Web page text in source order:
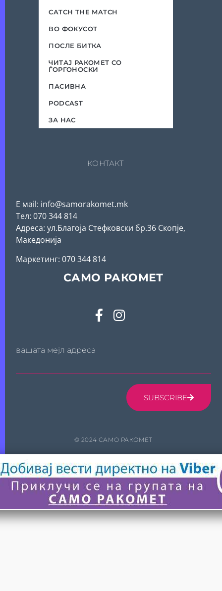
CATCH THE MATCH
ВО ФОКУСОТ
ПОСЛЕ БИТКА
ЧИТАЈ РАКОМЕТ СО
ЃОРГОНОСКИ
ПАСИВНА
PODCAST
ЗА НАС
КОНТАКТ
Е мail: info@samorakomet.mk
Тел: 070 344 814
Адреса: ул.Благоја Стефковски бр.36 Скопје,
Македонија
Mаркетинг: 070 344 814
САМО РАКОМЕТ
вашата мејл адреса
SUBSCRIBE
© 2024 САМО РАКОМЕТ